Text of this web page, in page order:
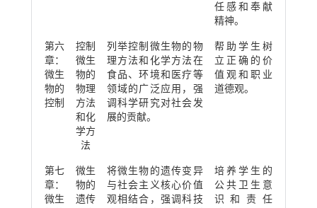
任感和奉献
精神。
第六
章：
微生
物的
控制
控制
微生
物的
物理
方法
和化
学方
法
列举控制微生物的物
理方法和化学方法在
食品、环境和医疗等
领域的广泛应用，强
调科学研究对社会发
展的贡献。
帮助学生树
立正确的价
值观和职业
道德观。
第七
章：
微生
微生
物的
遗传
将微生物的遗传变异
与社会主义核心价值
观相结合，强调科技
培养学生的
公共卫生意
识和责任